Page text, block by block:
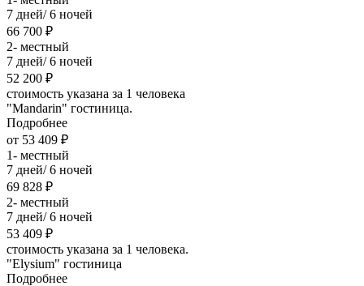
7 дней/ 6 ночей
66 700 ₽
2- местный
7 дней/ 6 ночей
52 200 ₽
стоимость указана за 1 человека
"Mandarin" гостиница.
Подробнее
от 53 409 ₽
1- местный
7 дней/ 6 ночей
69 828 ₽
2- местный
7 дней/ 6 ночей
53 409 ₽
стоимость указана за 1 человека.
"Elysium" гостиница
Подробнее